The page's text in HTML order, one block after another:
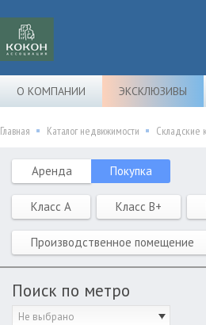
О КОМПАНИИ ЭКСКЛЮЗИВЫ
Главная Каталог недвижимости Складские
Аренда Покупка
Класс A Класс B+
Производственное помещение
Поиск по метро
Не выбрано